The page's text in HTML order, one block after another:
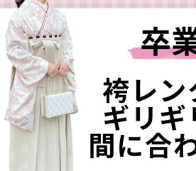
FURISODE
RENTAL
振袖レンタル